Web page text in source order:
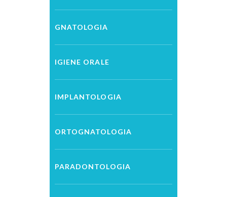
GNATOLOGIA
IGIENE ORALE
IMPLANTOLOGIA
ORTOGNATOLOGIA
PARADONTOLOGIA